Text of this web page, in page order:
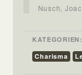
Nusch,
KATEGORIEN:
Charisma